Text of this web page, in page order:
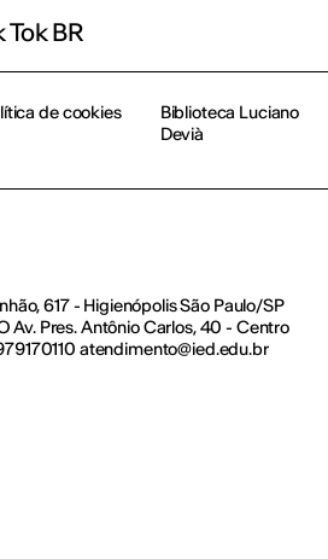
Tok BR
617 - Higienópolis São Paulo/SP
Pres. Antônio Carlos, 40 - Centro
atendimento@ied.edu.br
de cookies
Biblioteca Luciano
Devià